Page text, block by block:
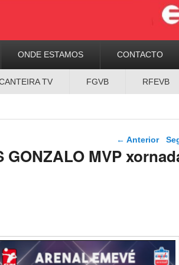
ONDE ESTAMOS CONTACTO
TV FGVB RFEVB
Navegador de
← Anterior
GONZALO MVP